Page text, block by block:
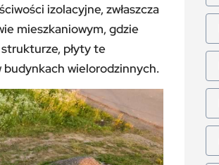
izolacyjne, zwłaszcza
mieszkaniowym, gdzie
płyty te
budynkach wielorodzinnych.